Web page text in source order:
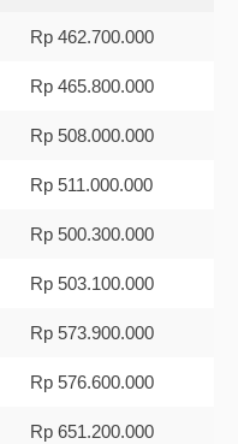
Rp 462.700.000
Rp 465.800.000
Rp 508.000.000
Rp 511.000.000
Rp 500.300.000
Rp 503.100.000
Rp 573.900.000
Rp 576.600.000
Rp 651.200.000